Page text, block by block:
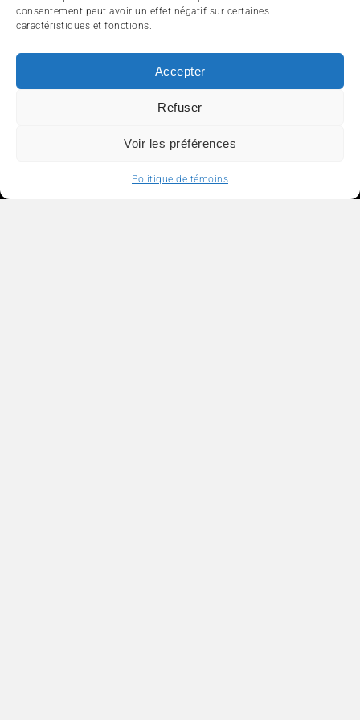
consentement peut avoir un effet négatif sur certaines
caractéristiques et fonctions.
Accepter
Refuser
Voir les préférences
Politique de témoins